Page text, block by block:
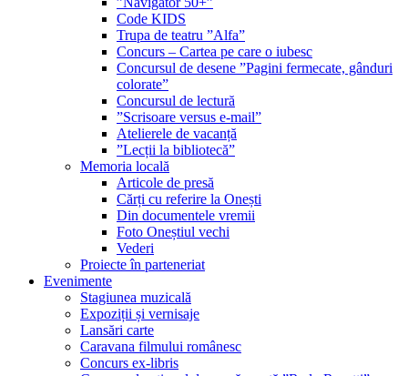
Code KIDS
Trupa de teatru ”Alfa”
Concurs – Cartea pe care o iubesc
Concursul de desene ”Pagini fermecate, gânduri
colorate”
Concursul de lectură
”Scrisoare versus e-mail”
Atelierele de vacanță
”Lecții la bibliotecă”
Memoria locală
Articole de presă
Cărți cu referire la Onești
Din documentele vremii
Foto Oneștiul vechi
Vederi
Proiecte în parteneriat
Evenimente
Stagiunea muzicală
Expoziții și vernisaje
Lansări carte
Caravana filmului românesc
Concurs ex-libris